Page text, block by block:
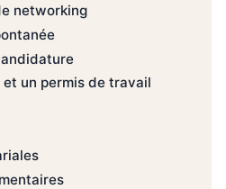
networking
un permis de travail